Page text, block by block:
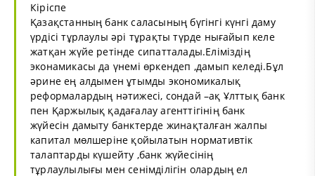
Кіріспе
Қазақстанның банк саласының бүгінгі күнгі даму
үрдісі тұрлаулы әрі тұрақты түрде нығайып келе
жатқан жүйе ретінде сипатталады.Еліміздің
эконамикасы да үнемі өркендеп ,дамып келеді.Бұл
әрине ең алдымен ұтымды экономикалық
реформалардың нәтижесі, сондай –ақ Ұлттық банк
пен Қаржылық қадағалау агенттігінің банк
жүйесін дамыту банктерде жинақталған жалпы
капитал мөлшеріне қойылатын нормативтік
талаптарды күшейту ,банк жүйесінің
тұрлаулылығы мен сенімділігін олардың ел